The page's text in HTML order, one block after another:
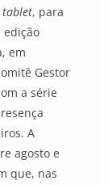
tablet, para
edição
em
Gestor
a série
A
agosto e
que, nas